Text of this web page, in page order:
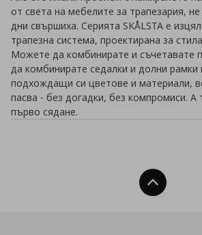
от света на мебелите за трапезария,
дни свършиха. Серията SKÅLSTA е
трапезна система, проектирана за
Можете да комбинирате и съчетавате
да комбинирате седалки и долни
подхождащи си цветове и материали,
пасва - без догадки, без компромиси.
първо сядане.
Нагоре